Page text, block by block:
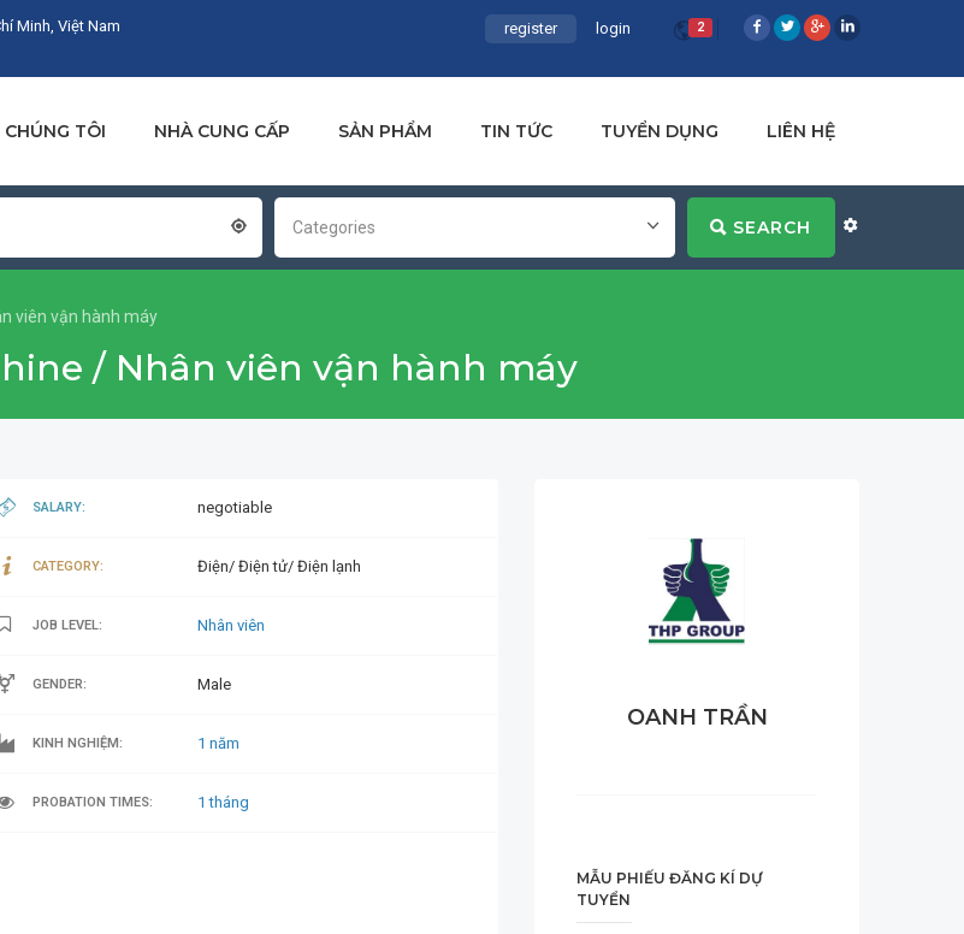
Minh, Việt Nam
2
register login
CHÚNG TÔI NHÀ CUNG CẤP SẢN PHẨM TIN TỨC TUYỂN DỤNG LIÊN HỆ
Categories SEARCH
viên vận hành máy
/ Nhân viên vận hành máy
SALARY: negotiable
CATEGORY: Điện/ Điện tử/ Điện lạnh
JOB LEVEL: Nhân viên
GENDER: Male
KINH NGHIỆM: 1 năm
PROBATION TIMES: 1 tháng
OANH TRẦN
MẪU PHIẾU ĐĂNG KÍ DỰ
TUYỂN